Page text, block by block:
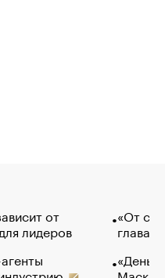
от
лидеров
«От
глава